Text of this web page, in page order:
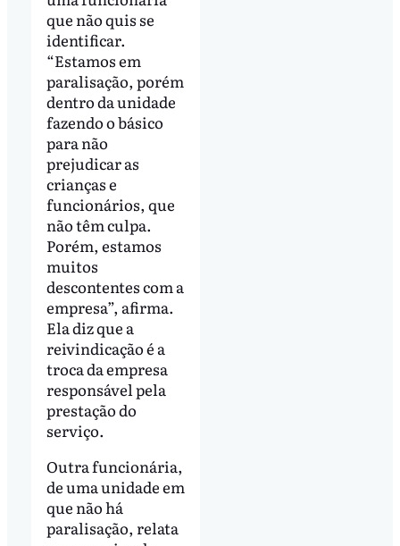
que não quis se
identificar.
“Estamos em
paralisação, porém
dentro da unidade
fazendo o básico
para não
prejudicar as
crianças e
funcionários, que
não têm culpa.
Porém, estamos
muitos
descontentes com a
empresa”, afirma.
Ela diz que a
reivindicação é a
troca da empresa
responsável pela
prestação do
serviço.
Outra funcionária,
de uma unidade em
que não há
paralisação, relata